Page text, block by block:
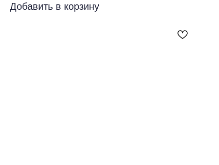
Добавить в корзину